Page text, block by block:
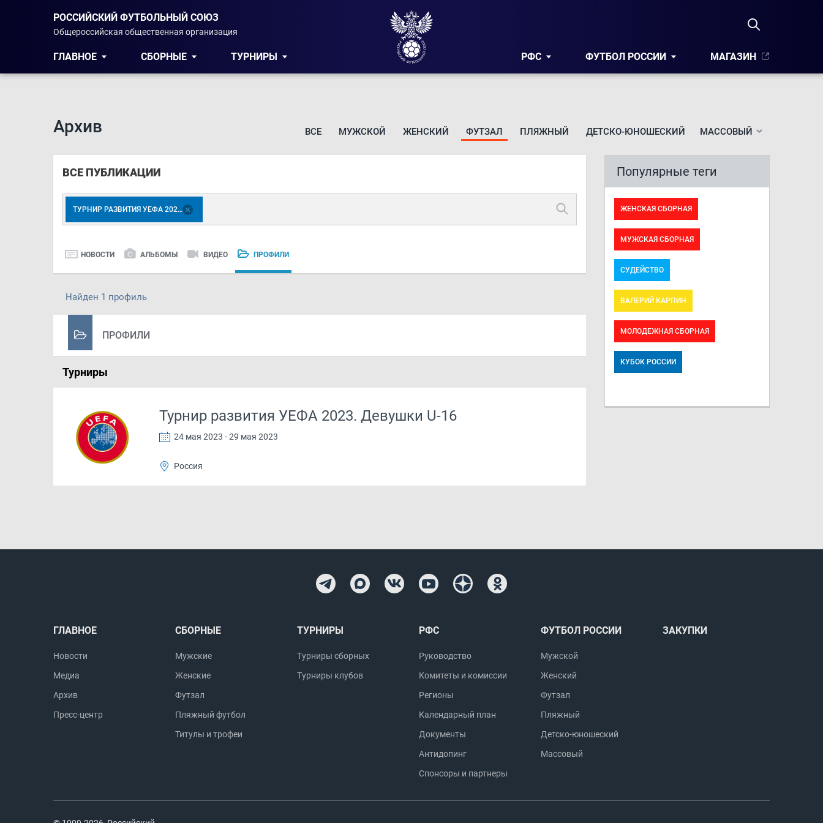
РОССИЙСКИЙ ФУТБОЛЬНЫЙ СОЮЗ
Общероссийская общественная организация
ГЛАВНОЕ СБОРНЫЕ ТУРНИРЫ РФС ФУТБОЛ РОССИИ МАГАЗИН
Архив ВСЕ МУЖСКОЙ ЖЕНСКИЙ ФУТЗАЛ ПЛЯЖНЫЙ ДЕТСКО-ЮНОШЕСКИЙ МАССОВЫЙ
ВСЕ ПУБЛИКАЦИИ
ТУРНИР РАЗВИТИЯ УЕФА 2023. ДЕВУШКИ U-17
НОВОСТИ АЛЬБОМЫ ВИДЕО ПРОФИЛИ
Найден 1 профиль
ПРОФИЛИ
Турниры
Турнир развития УЕФА 2023. Девушки U-16
24 мая 2023 - 29 мая 2023
Россия
Популярные теги
ЖЕНСКАЯ СБОРНАЯ
МУЖСКАЯ СБОРНАЯ
СУДЕЙСТВО
ВАЛЕРИЙ КАРПИН
МОЛОДЕЖНАЯ СБОРНАЯ
КУБОК РОССИИ
ГЛАВНОЕ
Новости
Медиа
Архив
Пресс-центр
СБОРНЫЕ
Мужские
Женские
Футзал
Пляжный футбол
Титулы и трофеи
ТУРНИРЫ
Турниры сборных
Турниры клубов
РФС
Руководство
Комитеты и комиссии
Регионы
Календарный план
Документы
Антидопинг
Спонсоры и партнеры
ФУТБОЛ РОССИИ
Мужской
Женский
Футзал
Пляжный
Детско-юношеский
Массовый
ЗАКУПКИ